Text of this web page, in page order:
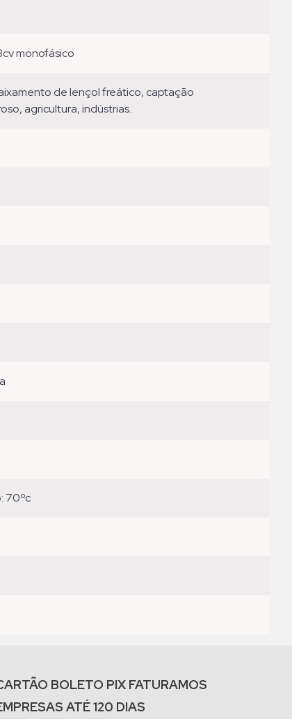
monofásico
agricultura, indústrias.
70ºc
BOLETO PIX FATURAMOS
ATÉ 120 DIAS